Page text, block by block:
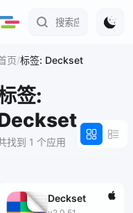
页/标签: Deckset
签:
找到 1 个应用
Deckset